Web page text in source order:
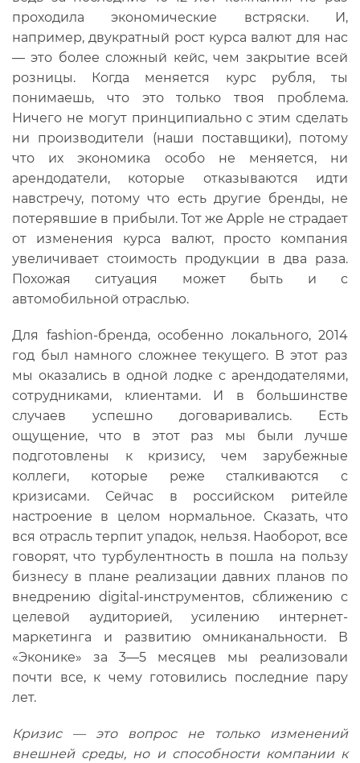
проходила экономические встряски. И,
например, двукратный рост курса валют для нас
— это более сложный кейс, чем закрытие всей
розницы. Когда меняется курс рубля, ты
понимаешь, что это только твоя проблема.
Ничего не могут принципиально с этим сделать
ни производители (наши поставщики), потому
что их экономика особо не меняется, ни
арендодатели, которые отказываются идти
навстречу, потому что есть другие бренды, не
потерявшие в прибыли. Тот же Apple не страдает
от изменения курса валют, просто компания
увеличивает стоимость продукции в два раза.
Похожая ситуация может быть и с
автомобильной отраслью.
Для fashion-бренда, особенно локального, 2014
год был намного сложнее текущего. В этот раз
мы оказались в одной лодке с арендодателями,
сотрудниками, клиентами. И в большинстве
случаев успешно договаривались. Есть
ощущение, что в этот раз мы были лучше
подготовлены к кризису, чем зарубежные
коллеги, которые реже сталкиваются с
кризисами. Сейчас в российском ритейле
настроение в целом нормальное. Сказать, что
вся отрасль терпит упадок, нельзя. Наоборот, все
говорят, что турбулентность в пошла на пользу
бизнесу в плане реализации давних планов по
внедрению digital-инструментов, сближению с
целевой аудиторией, усилению интернет-
маркетинга и развитию омниканальности. В
«Эконике» за 3—5 месяцев мы реализовали
почти все, к чему готовились последние пару
лет.
Кризис — это вопрос не только изменений
внешней среды, но и способности компании к